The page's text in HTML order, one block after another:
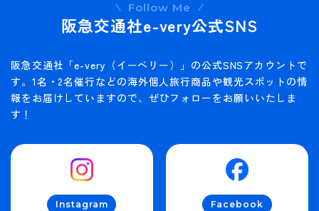
Follow Me
阪急交通社e-very公式SNS
阪急交通社「e-very（イーベリー）」の公式SNSアカウントで
す。1名・2名催行などの海外個人旅行商品や観光スポットの情
報をお届けしていますので、ぜひフォローをお願いいたしま
す！
Instagram Facebook